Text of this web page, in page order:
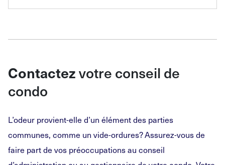
Contactezvotre conseil de
condo
L’odeur provient-elle d’un élément des parties
communes, comme un vide-ordures? Assurez-vous de
faire part de vos préoccupations au conseil